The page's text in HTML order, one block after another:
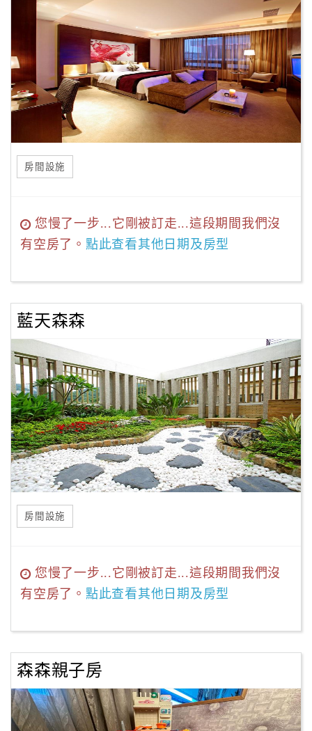
房間設施
您慢了一步...它剛被訂走...這段期間我們沒
有空房了。 點此查看其他日期及房型
藍天森森
房間設施
您慢了一步...它剛被訂走...這段期間我們沒
有空房了。 點此查看其他日期及房型
森森親子房